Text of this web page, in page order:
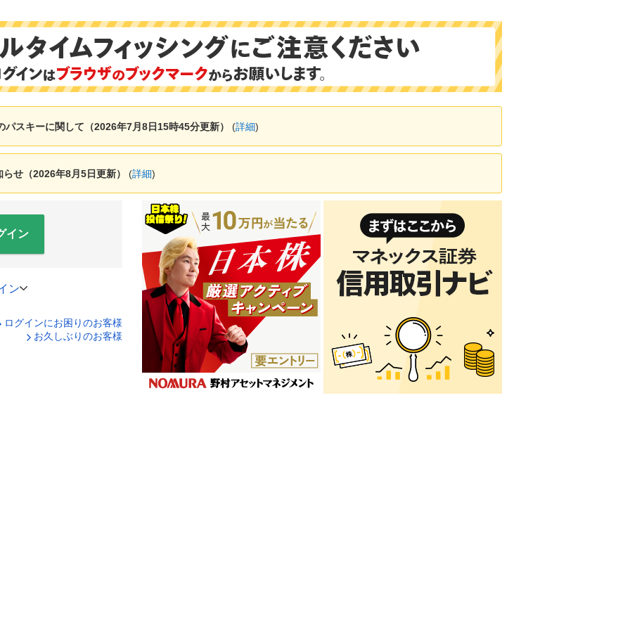
スキーに関して（2026年7月8日15時45分更新） (詳細)
せ（2026年8月5日更新） (詳細)
イン
ン
口座番号でログイン
ログインにお困りのお客様
お久しぶりのお客様